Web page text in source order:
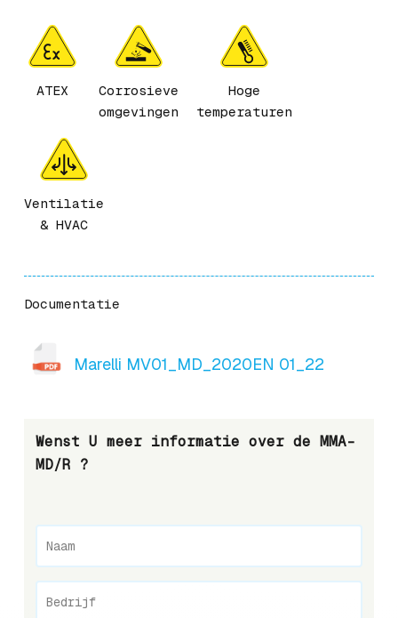
ATEX
Corrosieve
omgevingen
Hoge
temperaturen
Ventilatie
& HVAC
Documentatie
Marelli MV01_MD_2020EN 01_22
Wenst U meer informatie over de MMA-
MD/R ?